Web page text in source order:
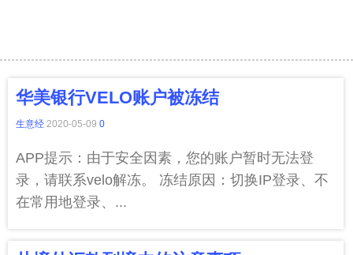
华美银行VELO账户被冻结
生意经 2020-05-09 0
APP提示：由于安全因素，您的账户暂时无法登
录，请联系velo解冻。 冻结原因：切换IP登录、不
在常用地登录、...